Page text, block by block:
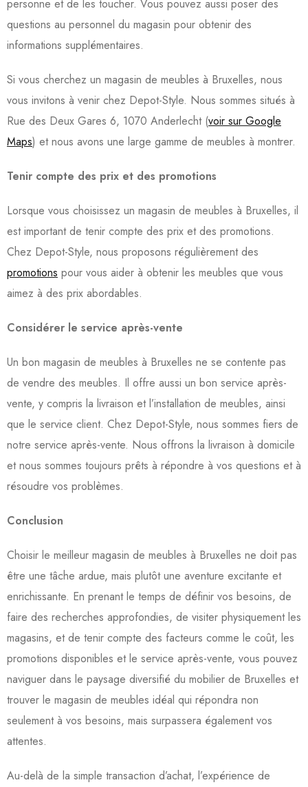
personne et de les toucher. Vous pouvez aussi poser des
questions au personnel du magasin pour obtenir des
informations supplémentaires.
Si vous cherchez un magasin de meubles à Bruxelles, nous
vous invitons à venir chez Depot-Style. Nous sommes situés à
Rue des Deux Gares 6, 1070 Anderlecht (voir sur Google
Maps) et nous avons une large gamme de meubles à montrer.
Tenir compte des prix et des promotions
Lorsque vous choisissez un magasin de meubles à Bruxelles, il
est important de tenir compte des prix et des promotions.
Chez Depot-Style, nous proposons régulièrement des
promotions pour vous aider à obtenir les meubles que vous
aimez à des prix abordables.
Considérer le service après-vente
Un bon magasin de meubles à Bruxelles ne se contente pas
de vendre des meubles. Il offre aussi un bon service après-
vente, y compris la livraison et l’installation de meubles, ainsi
que le service client. Chez Depot-Style, nous sommes fiers de
notre service après-vente. Nous offrons la livraison à domicile
et nous sommes toujours prêts à répondre à vos questions et à
résoudre vos problèmes.
Conclusion
Choisir le meilleur magasin de meubles à Bruxelles ne doit pas
être une tâche ardue, mais plutôt une aventure excitante et
enrichissante. En prenant le temps de définir vos besoins, de
faire des recherches approfondies, de visiter physiquement les
magasins, et de tenir compte des facteurs comme le coût, les
promotions disponibles et le service après-vente, vous pouvez
naviguer dans le paysage diversifié du mobilier de Bruxelles et
trouver le magasin de meubles idéal qui répondra non
seulement à vos besoins, mais surpassera également vos
attentes.
Au-delà de la simple transaction d’achat, l’expérience de